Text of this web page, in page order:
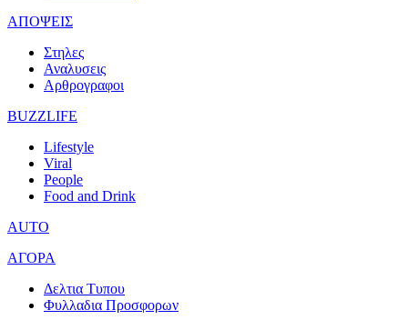
ΑΠΟΨΕΙΣ
Στηλες
Αναλυσεις
Αρθρογραφοι
BUZZLIFE
Lifestyle
Viral
People
Food and Drink
AUTO
ΑΓΟΡΑ
Δελτια Τυπου
Φυλλαδια Προσφορων